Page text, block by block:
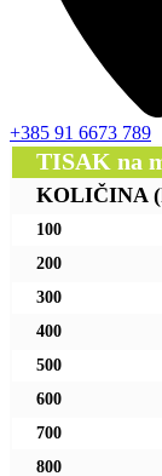
+385 91 6673 789
TISAK na
KOLIČINA
100
200
300
400
500
600
700
800